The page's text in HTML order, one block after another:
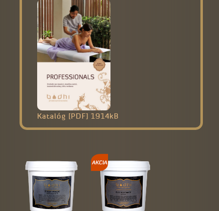
Katalóg [PDF] 1914kB